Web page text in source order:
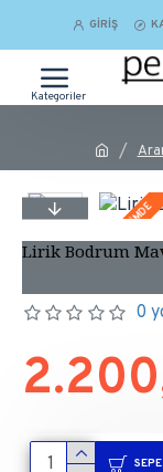
GIRIŞ
İNDİRİMDE
Lirik Bodrum
0